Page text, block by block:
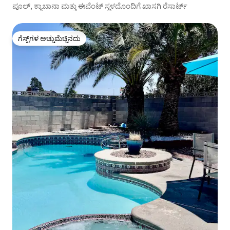
ಪೂಲ್, ಕ್ಯಾಬಾನಾ ಮತ್ತು ಈವೆಂಟ್ ಸ್ಥಳದೊಂದಿಗೆ ಖಾಸಗಿ ರೆಸಾರ್ಟ್
ಗೆಸ್ಟ್‌ಗಳ ಅಚ್ಚುಮೆಚ್ಚಿನದು
ಗೆಸ್ಟ್‌ಗಳ ಅಚ್ಚುಮೆಚ್ಚಿನದು